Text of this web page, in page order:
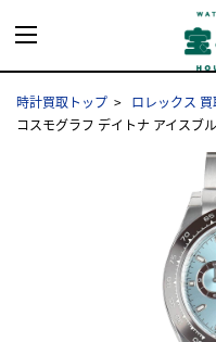
時計買取トップ ロレックス 買
コスモグラフ デイトナ アイスブ